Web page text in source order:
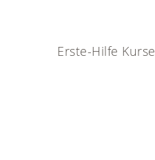
Erste-Hilfe Kurse